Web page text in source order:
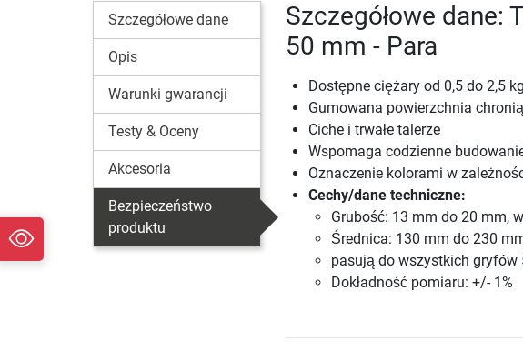
Szczegółowe dane
Opis
Warunki gwarancji
Testy & Oceny
Akcesoria
Bezpieczeństwo
produktu
Szczegółowe dane:
50 mm - Para
Dostępne ciężary od 0,5 do 2,5 kg
Gumowana powierzchnia
Ciche i trwałe talerze
Wspomaga codzienne
Oznaczenie kolorami w
Cechy/dane techniczne:
Grubość: 13 mm do 20 mm,
Średnica: 130 mm do 230
pasują do wszystkich gryfów
Dokładność pomiaru: +/- 1%